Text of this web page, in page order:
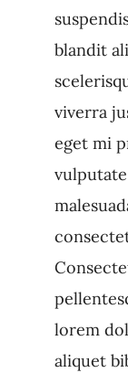
blandit
viverra
eget mi
lorem
aliquet